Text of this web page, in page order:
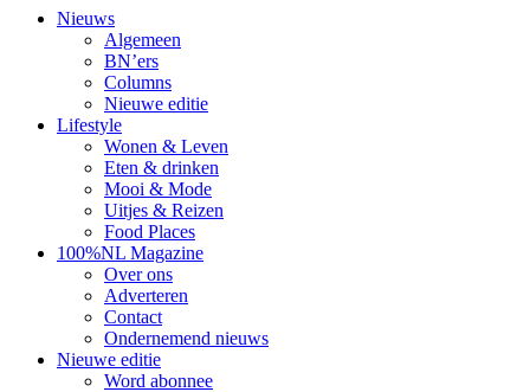
Nieuws
Algemeen
BN’ers
Columns
Nieuwe editie
Lifestyle
Wonen & Leven
Eten & drinken
Mooi & Mode
Uitjes & Reizen
Food Places
100%NL Magazine
Over ons
Adverteren
Contact
Ondernemend nieuws
Nieuwe editie
Word abonnee